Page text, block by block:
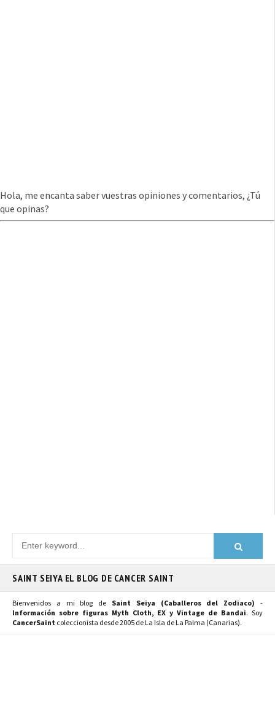
Hola, me encanta saber vuestras opiniones y comentarios, ¿Tú
que opinas?
SAINT SEIYA EL BLOG DE CANCER SAINT
Bienvenidos a mi blog de Saint Seiya (Caballeros del Zodiaco) -
Información sobre figuras Myth Cloth, EX y Vintage de Bandai. Soy
CancerSaint coleccionista desde 2005 de La Isla de La Palma (Canarias).